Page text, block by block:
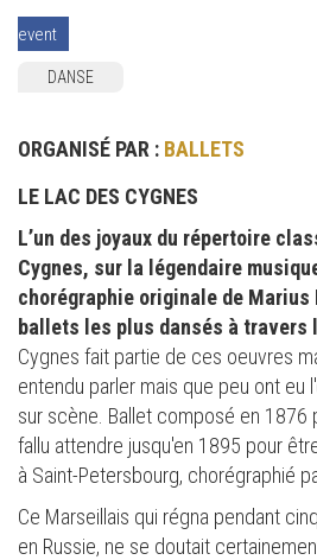
event
DANSE
ORGANISÉ PAR : BALLETS
LE LAC DES CYGNES
L’un des joyaux du répertoire
Cygnes, sur la légendaire
chorégraphie originale de Marius
ballets les plus dansés à travers
Cygnes fait partie de ces oeuvres
entendu parler mais que peu ont eu
sur scène. Ballet composé en 1876
fallu attendre jusqu'en 1895 pour
à Saint-Petersbourg, chorégraphié
Ce Marseillais qui régna pendant
en Russie, ne se doutait